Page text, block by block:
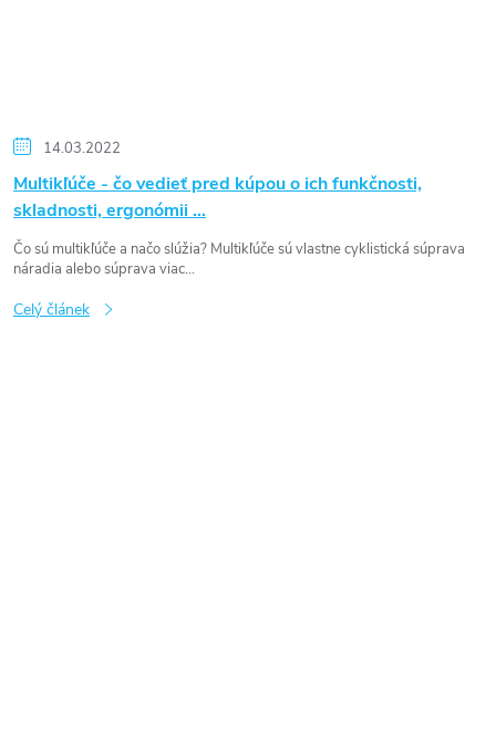
14.03.2022
Multikľúče - čo vedieť pred kúpou o ich funkčnosti,
skladnosti, ergonómii …
Čo sú multikľúče a načo slúžia? Multikľúče sú vlastne cyklistická súprava
náradia alebo súprava viac...
Celý článek